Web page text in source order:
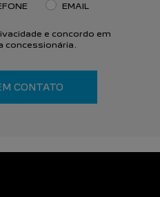
EMAIL
e concordo em
concessionária.
CONTATO